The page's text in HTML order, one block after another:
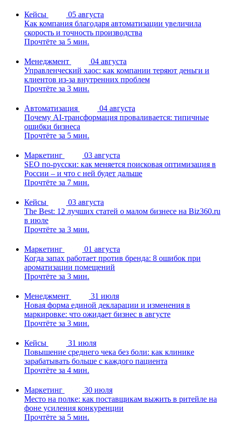
Кейсы
05 августа
Как компания благодаря автоматизации увеличила
скорость и точность производства
Прочтёте за 5 мин.
Менеджмент
04 августа
Управленческий хаос: как компании теряют деньги и
клиентов из-за внутренних проблем
Прочтёте за 3 мин.
Автоматизация
04 августа
Почему AI-трансформация проваливается: типичные
ошибки бизнеса
Прочтёте за 5 мин.
Маркетинг
03 августа
SEO по-русски: как меняется поисковая оптимизация в
России – и что с ней будет дальше
Прочтёте за 7 мин.
Кейсы
03 августа
The Best: 12 лучших статей о малом бизнесе на Biz360.ru
в июле
Прочтёте за 3 мин.
Маркетинг
01 августа
Когда запах работает против бренда: 8 ошибок при
ароматизации помещений
Прочтёте за 3 мин.
Менеджмент
31 июля
Новая форма единой декларации и изменения в
маркировке: что ожидает бизнес в августе
Прочтёте за 3 мин.
Кейсы
31 июля
Повышение среднего чека без боли: как клинике
зарабатывать больше с каждого пациента
Прочтёте за 4 мин.
Маркетинг
30 июля
Место на полке: как поставщикам выжить в ритейле на
фоне усиления конкуренции
Прочтёте за 5 мин.